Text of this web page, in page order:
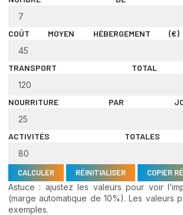
COÛT MOYEN HÉBERGEMENT
TRANSPORT
NOURRITURE PAR
ACTIVITÉS
CALCULER RÉINITIALISER COPIER
Astuce : ajustez les valeurs pour voir
(marge automatique de 10%). Les valeurs
exemples.